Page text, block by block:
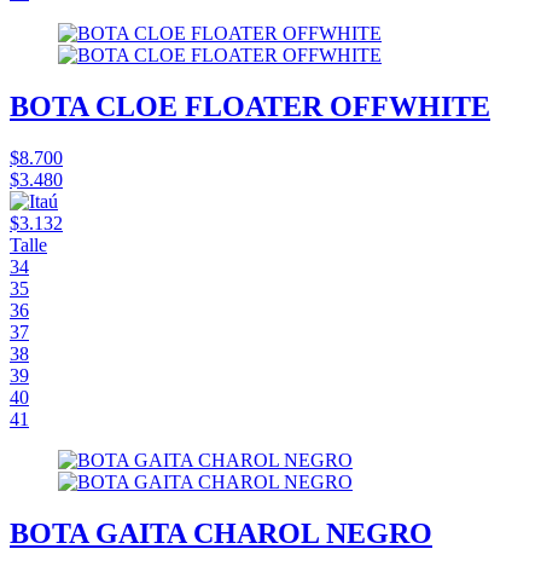
BOTA CLOE FLOATER OFFWHITE
$8.700
$3.480
$3.132
Talle
34
35
36
37
38
39
40
41
BOTA GAITA CHAROL NEGRO